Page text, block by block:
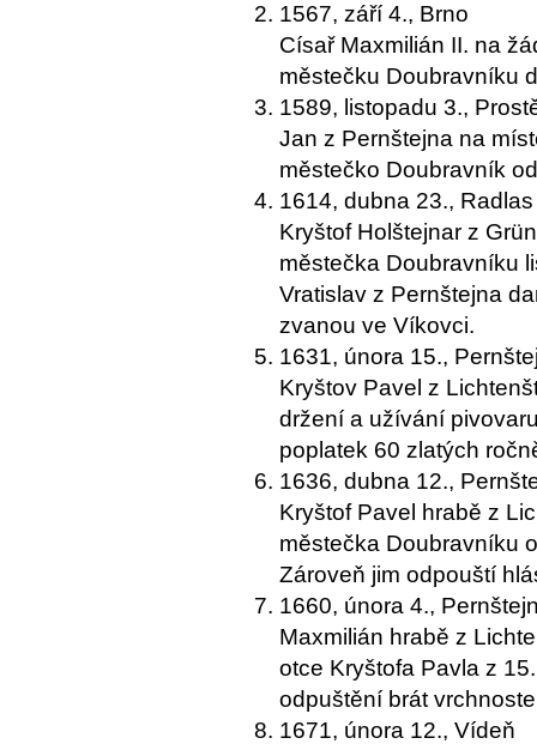
1567, září 4., Brno
Císař Maxmilián II. na
městečku Doubravníku
1589, listopadu 3.,
Jan z Pernštejna na
městečko Doubravník
1614, dubna 23., Radlas
Kryštof Holštejnar z
městečka Doubravníku
Vratislav z Pernštejna
zvanou ve Víkovci.
1631, února 15.,
Kryštov Pavel z
držení a užívání
poplatek 60 zlatých
1636, dubna 12.,
Kryštof Pavel hrabě z
městečka Doubravníku
Zároveň jim odpouští
1660, února 4.,
Maxmilián hrabě z
otce Kryštofa Pavla z
odpuštění brát
1671, února 12., Vídeň